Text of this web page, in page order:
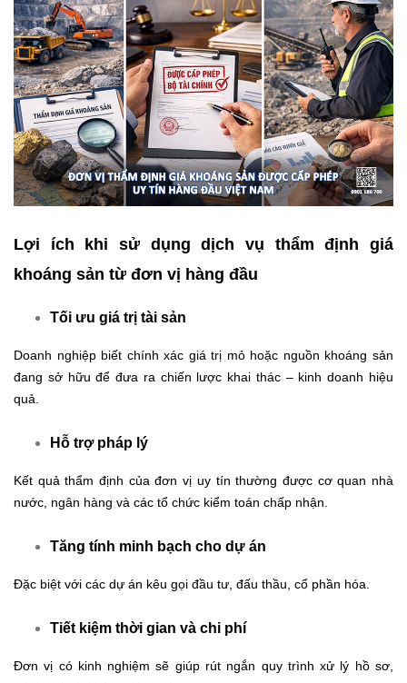
Lợi ích khi sử dụng dịch vụ thẩm định giá
khoáng sản từ đơn vị hàng đầu
Tối ưu giá trị tài sản
Doanh nghiệp biết chính xác giá trị mỏ hoặc nguồn khoáng sản
đang sở hữu để đưa ra chiến lược khai thác – kinh doanh hiệu
quả.
Hỗ trợ pháp lý
Kết quả thẩm định của đơn vị uy tín thường được cơ quan nhà
nước, ngân hàng và các tổ chức kiểm toán chấp nhận.
Tăng tính minh bạch cho dự án
Đặc biệt với các dự án kêu gọi đầu tư, đấu thầu, cổ phần hóa.
Tiết kiệm thời gian và chi phí
Đơn vị có kinh nghiệm sẽ giúp rút ngắn quy trình xử lý hồ sơ,